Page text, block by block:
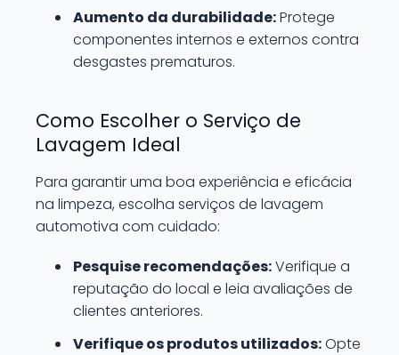
Aumento da durabilidade:Protege
componentes internos e externos contra
desgastes prematuros.
Como Escolher o Serviço de
Lavagem Ideal
Para garantir uma boa experiência e eficácia
na limpeza, escolha serviços de lavagem
automotiva com cuidado:
Pesquise recomendações:Verifique a
reputação do local e leia avaliações de
clientes anteriores.
Verifique os produtos utilizados:Opte